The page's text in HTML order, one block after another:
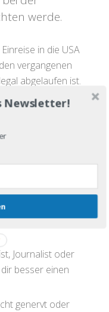
werde.
in die USA
vergangenen
abgelaufen ist.
am Ende Jack,
verstehst,
und eine
die USA einreisen
Journalist oder
besser einen
genervt oder
Newsletter!